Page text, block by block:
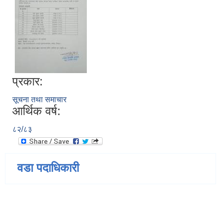
प्रकार:
सूचना तथा समाचार
आर्थिक वर्ष:
८२/८३
वडा पदाधिकारी